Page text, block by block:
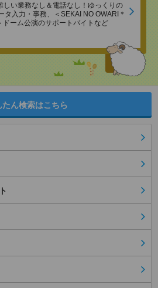
しい業務なし＆電話なし！ゆっくりの
タ入力・事務、＜SEKAI NO OWARI＊
ーム公演のサポートバイトなど
たん検索はこちら